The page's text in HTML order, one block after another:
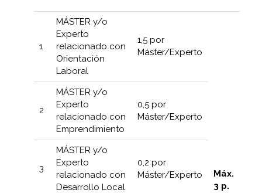
1
MÁSTER y/o
Experto
relacionado con
Orientación
Laboral
1,5 por
Máster/Experto
Máx.
3 p.
2
MÁSTER y/o
Experto
relacionado con
Emprendimiento
0,5 por
Máster/Experto
3
MÁSTER y/o
Experto
relacionado con
Desarrollo Local
0,2 por
Máster/Experto